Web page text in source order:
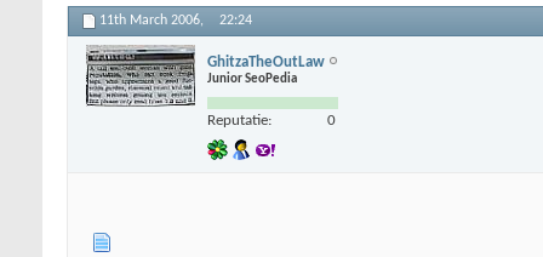
11th March 2006, 22:24
GhitzaTheOutLaw
Junior SeoPedia
Reputatie: 0